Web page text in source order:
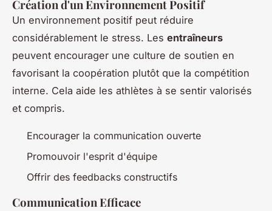
Création d'un Environnement Positif
Un environnement positif peut réduire
considérablement le stress. Les entraîneurs
peuvent encourager une culture de soutien en
favorisant la coopération plutôt que la compétition
interne. Cela aide les athlètes à se sentir valorisés
et compris.
Encourager la communication ouverte
Promouvoir l'esprit d'équipe
Offrir des feedbacks constructifs
Communication Efficace